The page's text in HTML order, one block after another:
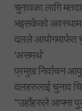
चुनावका लागि
भइसकेको अवस्थामा
दलले आयोगमार्फत
‘असमर्थ’
प्रमुख निर्वाचन
दलहरुलाई चुनाव
“उहाँहरुले आफ्ना